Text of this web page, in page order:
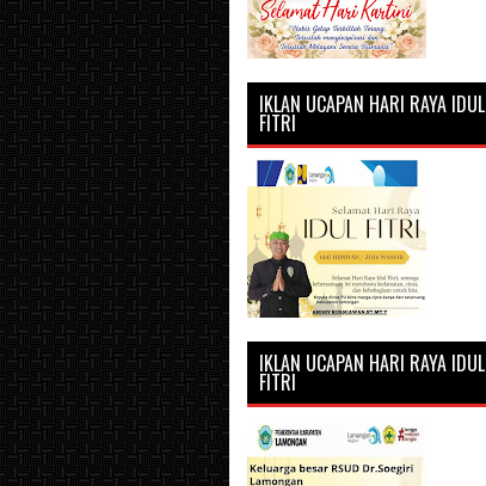
IKLAN UCAPAN HARI RAYA IDUL
FITRI
IKLAN UCAPAN HARI RAYA IDUL
FITRI